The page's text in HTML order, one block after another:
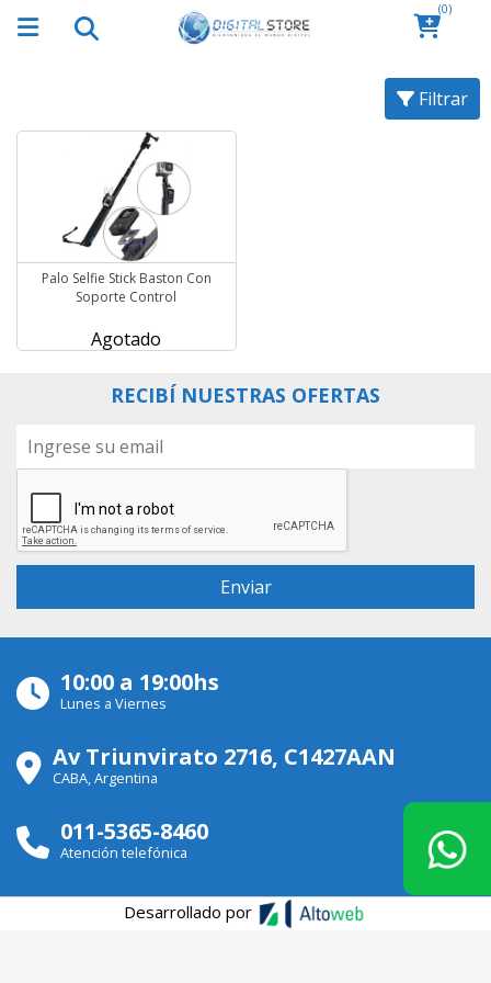
(0)
Filtrar
Palo Selfie Stick Baston Con
Soporte Control
Agotado
RECIBÍ NUESTRAS OFERTAS
10:00 a 19:00hs
Lunes a Viernes
Av Triunvirato 2716, C1427AAN
CABA, Argentina
011-5365-8460
Atención telefónica
Desarrollado por